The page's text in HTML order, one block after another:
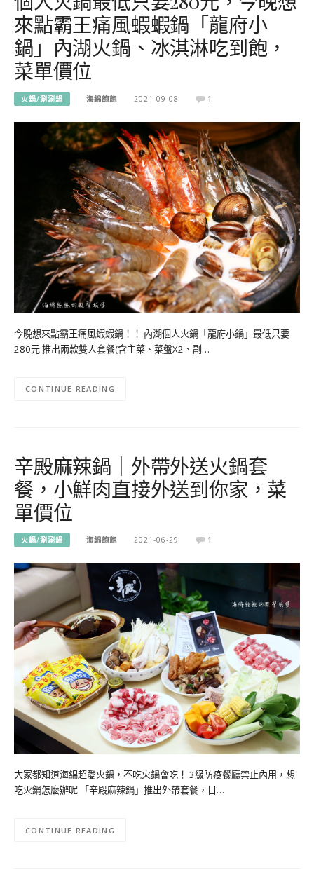
來點霸王痛風蝦蝦鍋「龍府小
鍋」內湖火鍋、冰淇淋吃到飽，
菜單價位
火鍋/涮涮鍋 海綿飽飽 2021-09-08 1
今晚想來點霸王痛風蝦蝦鍋！！ 內湖個人火鍋「龍府小鍋」最低只要
280元 推出兩款雙人套餐(含主菜、菜盤X2、副…
CONTINUE READING
辛殿麻辣鍋｜外帶外送火鍋套
餐，小鮮肉直接外送到你家，菜
單價位
火鍋/涮涮鍋 海綿飽飽 2021-06-29 1
大家都知道海綿超愛火鍋，不吃火鍋會吃！ 3級防疫餐廳禁止內用，想
吃火鍋怎麼辦呢 「辛殿麻辣鍋」推出外帶套餐，目…
CONTINUE READING